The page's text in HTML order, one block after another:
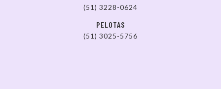
(51) 3228-0624
PELOTAS
(51) 3025-5756